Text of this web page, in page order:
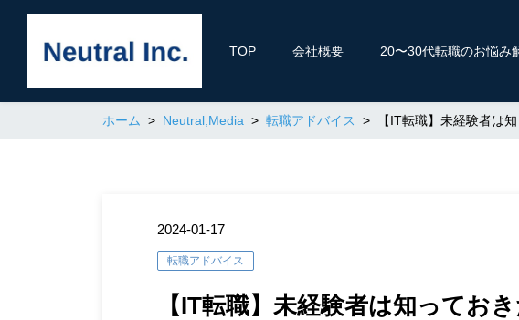
TOP 会社概要 20〜30代転職のお悩み
ホーム Neutral,Media 転職アドバイス 【IT転職】未経験者は
2024-01-17
転職アドバイス
【IT転職】未経験者は知ってお